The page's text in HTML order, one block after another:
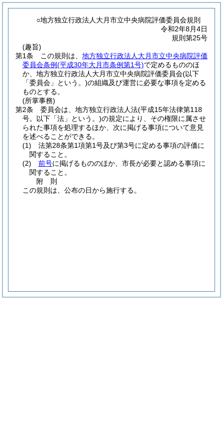
○地方独立行政法人大月市立中央病院評価委員会規則
令和2年8月4日
規則第25号
(趣旨)
第1条
この規則は、 地方独立行政法人大月市立中央病院評価
委員会条例(平成30年大月市条例第1号)で定めるもののほ
か、地方独立行政法人大月市立中央病院評価委員会(以下
「委員会」という。)の組織及び運営に必要な事項を定める
ものとする。
(所掌事務)
第2条
委員会は、地方独立行政法人法(平成15年法律第118
号。以下「法」という。)の規定により、その権限に属させ
られた事項を処理するほか、次に掲げる事項について意見
を述べることができる。
(1)
法第28条第1項第1号及び第3号に定める事項の評価に
関すること。
(2)
前号に掲げるもののほか、市長が必要と認める事項に
関すること。
附 則
この規則は、公布の日から施行する。